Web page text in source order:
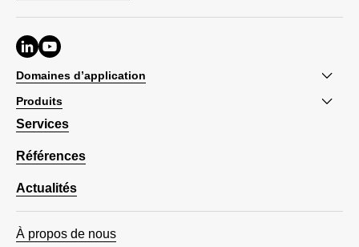
Domaines d’application
Produits
Services
Références
Actualités
À propos de nous